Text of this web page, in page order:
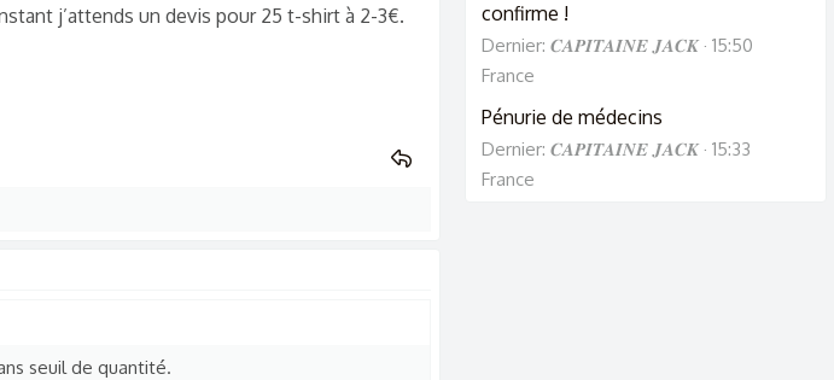
j’attends un devis pour 25 t-shirt à 2-3€.
seuil de quantité.
confirme !
Dernier: 𝑪𝑨𝑷𝑰𝑻𝑨𝑰𝑵𝑬 𝑱𝑨𝑪𝑲 15:50
France
Pénurie de médecins
Dernier: 𝑪𝑨𝑷𝑰𝑻𝑨𝑰𝑵𝑬 𝑱𝑨𝑪𝑲 15:33
France